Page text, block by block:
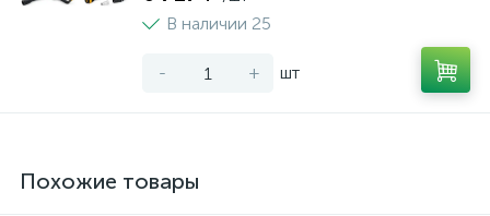
В наличии 25
- + шт
Похожие товары